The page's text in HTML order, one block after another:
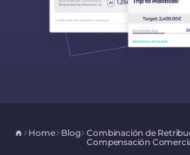
Home Blog Combinación de
Compensación